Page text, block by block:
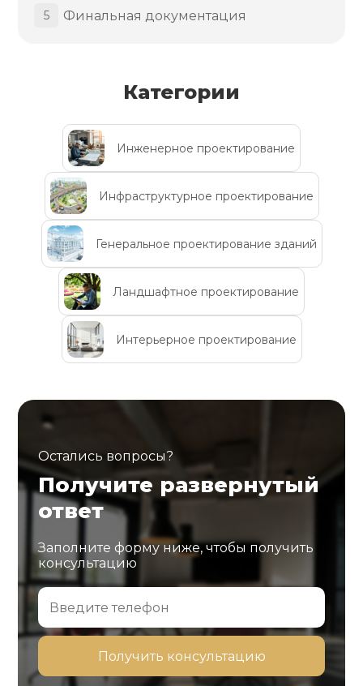
5 Финальная документация
Категории
Инженерное проектирование
Инфраструктурное проектирование
Генеральное проектирование зданий
Ландшафтное проектирование
Интерьерное проектирование
Остались вопросы?
Получите развернутый
ответ
Заполните форму ниже, чтобы получить
консультацию